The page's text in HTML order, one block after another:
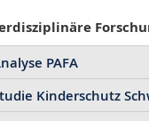
PAFA
Analyse
Kinderschutz